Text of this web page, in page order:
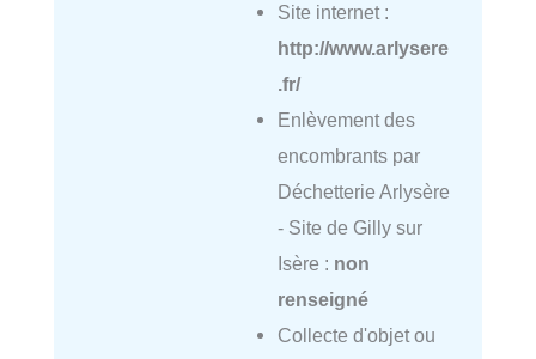
Site internet :
http://www.arlysere
.fr/
Enlèvement des
encombrants par
Déchetterie Arlysère
- Site de Gilly sur
Isère : non
renseigné
Collecte d'objet ou